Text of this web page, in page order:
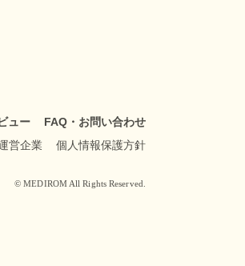
ュー
FAQ・お問い合わせ
営企業
個人情報保護方針
© MEDIROM All Rights Reserved.